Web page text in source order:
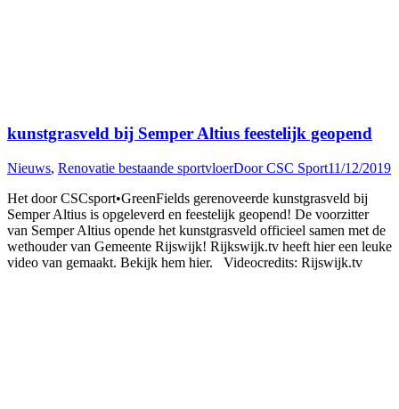
kunstgrasveld bij Semper Altius feestelijk geopend
Nieuws, Renovatie bestaande sportvloerDoorCSC Sport11/12/2019
Het door CSCsport•GreenFields gerenoveerde kunstgrasveld bij
Semper Altius is opgeleverd en feestelijk geopend! De voorzitter
van Semper Altius opende het kunstgrasveld officieel samen met de
wethouder van Gemeente Rijswijk! Rijkswijk.tv heeft hier een leuke
video van gemaakt. Bekijk hem hier. Videocredits: Rijswijk.tv